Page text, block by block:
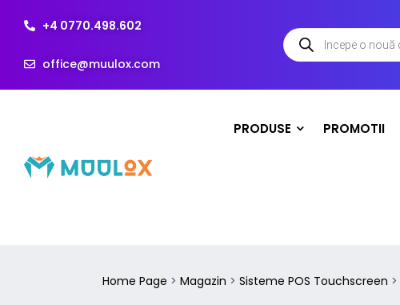
+4 0770.498.602
office@muulox.com
PRODUSE PROMOTII
Home Page > Magazin > Sisteme POS Touchscreen >